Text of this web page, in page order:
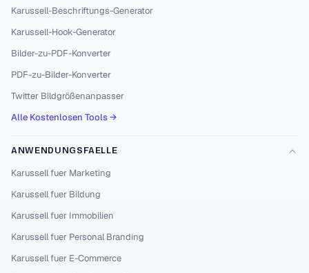
Karussell-Beschriftungs-Generator
Karussell-Hook-Generator
Bilder-zu-PDF-Konverter
PDF-zu-Bilder-Konverter
Twitter Bildgrößenanpasser
Alle Kostenlosen Tools →
ANWENDUNGSFAELLE
Karussell fuer Marketing
Karussell fuer Bildung
Karussell fuer Immobilien
Karussell fuer Personal Branding
Karussell fuer E-Commerce